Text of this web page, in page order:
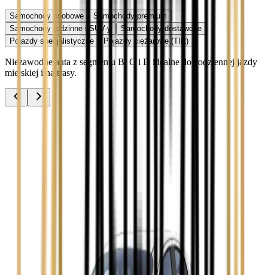
Samochody osobowe
Samochody premium
Samochody rodzinne i SUV-y
Samochody dostawcze
Pojazdy specjalistyczne
Pojazdy ciężarowe (TIR)
Niezawodne auta z segmentu B, C i D idealne do codziennej jazdy
miejskiej i na trasy.